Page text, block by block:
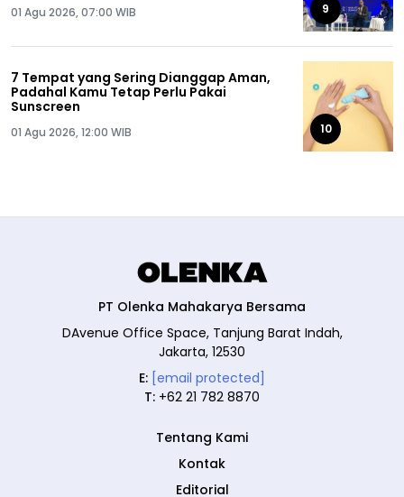
01 Agu 2026, 07:00 WIB 9
7 Tempat yang Sering Dianggap Aman,
Padahal Kamu Tetap Perlu Pakai
Sunscreen
01 Agu 2026, 12:00 WIB 10
PT Olenka Mahakarya Bersama
DAvenue Office Space, Tanjung Barat Indah,
Jakarta, 12530
E: [email protected]
T: +62 21 782 8870
Tentang Kami
Kontak
Editorial